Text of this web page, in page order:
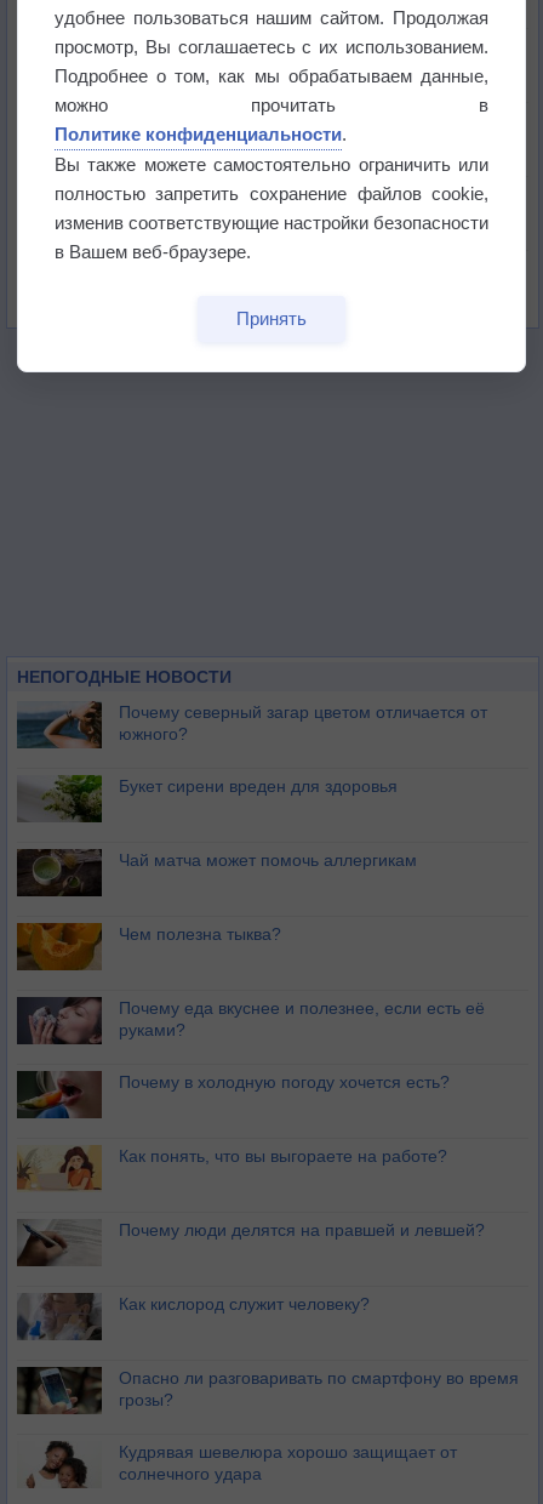
Приложение построит маршрут через тень
Атмосфера начала замерзать
В Приморье обнаружены морские волны тепла
Изменение климата повлияло на ареал обитания
НЕПОГОДНЫЕ НОВОСТИ
Почему северный загар цветом отличается от
южного?
Букет сирени вреден для здоровья
Чай матча может помочь аллергикам
Чем полезна тыква?
Почему еда вкуснее и полезнее, если есть её
руками?
Почему в холодную погоду хочется есть?
Как понять, что вы выгораете на работе?
Почему люди делятся на правшей и левшей?
Как кислород служит человеку?
Опасно ли разговаривать по смартфону во время
грозы?
Кудрявая шевелюра хорошо защищает от
солнечного удара
удобнее пользоваться нашим сайтом. Продолжая
просмотр, Вы соглашаетесь с их использованием.
Подробнее о том, как мы обрабатываем данные,
можно прочитать в
Политике конфиденциальности.
Вы также можете самостоятельно ограничить или
полностью запретить сохранение файлов cookie,
изменив соответствующие настройки безопасности
в Вашем веб-браузере.
Принять